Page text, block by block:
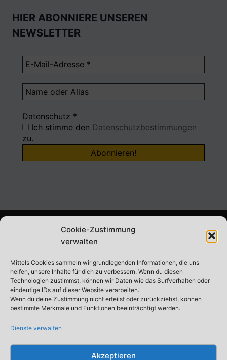
Cookie-Zustimmung
verwalten
Mittels Cookies sammeln wir grundlegenden Informationen, die uns
helfen, unsere Inhalte für dich zu verbessern. Wenn du diesen
Technologien zustimmst, können wir Daten wie das Surfverhalten oder
eindeutige IDs auf dieser Website verarbeiten.
Wenn du deine Zustimmung nicht erteilst oder zurückziehst, können
bestimmte Merkmale und Funktionen beeinträchtigt werden.
Dienste verwalten
Akzeptieren
HIER ABONNIERE UNSEREN
NEWSLETTER
Datenschutz *
Ich stimme den Datenschutzbestimmungen
zu.
ABONNIERE UNSEREN NEWSLETTER
Datenschutz*
Ich stimme denDatenschutzbestimmungen